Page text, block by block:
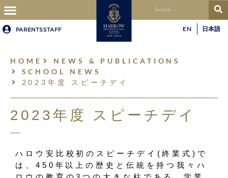
PARENTSSTAFF EN 日本語
HOME
NEWS & PUBLICATIONS
SCHOOL NEWS
2023年度 スピーチデイ
2023年度 スピーチデイ
ハロウ安比校初のスピーチデイ(終業式)で
は、450年以上の歴史と伝統を持つ我々ハ